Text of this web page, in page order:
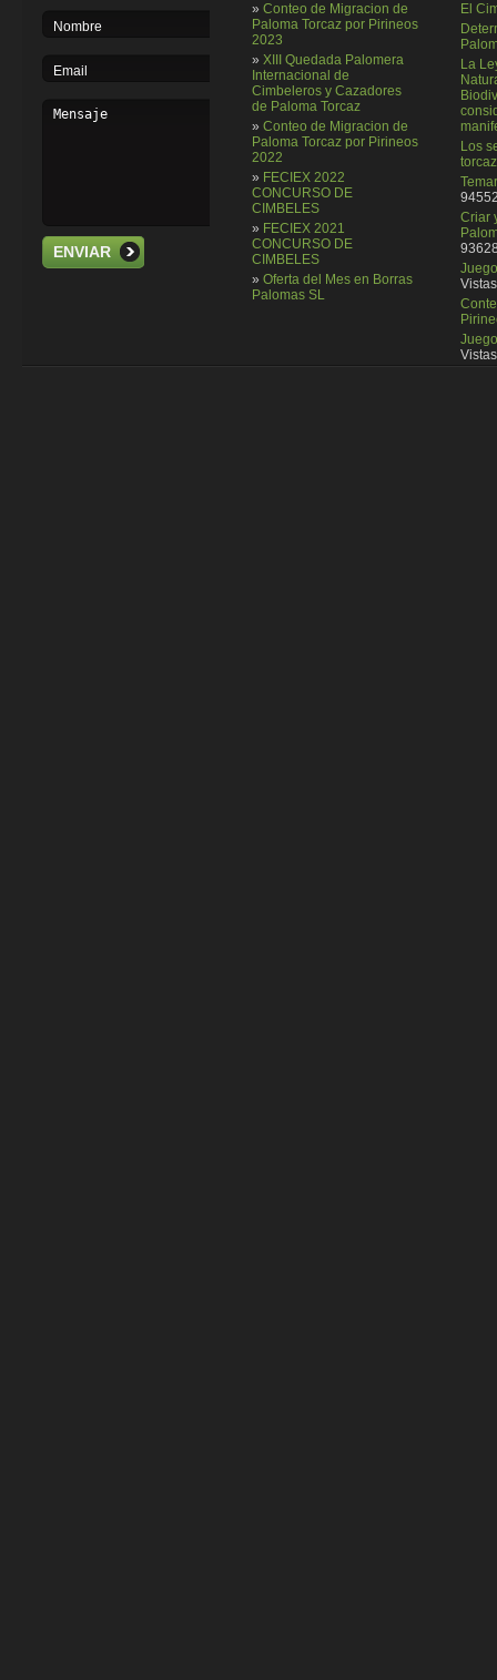
ENVIAR
» Conteo de Migracion de
Paloma Torcaz por Pirineos
2023
» XIII Quedada Palomera
Internacional de
Cimbeleros y Cazadores
de Paloma Torcaz
» Conteo de Migracion de
Paloma Torcaz por Pirineos
2022
» FECIEX 2022
CONCURSO DE
CIMBELES
» FECIEX 2021
CONCURSO DE
CIMBELES
» Oferta del Mes en Borras
Palomas SL
El
La
Los
torcaz
Criar
Vistas
Vistas